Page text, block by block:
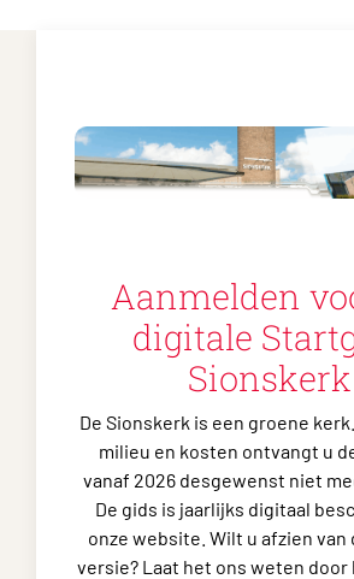
Aanmelden
digitale
Sionskerk
De Sionskerk is een groene
milieu en kosten ontvangt u
vanaf 2026 desgewenst niet
De gids is jaarlijks digitaal
onze website. Wilt u afzien van
versie? Laat het ons weten